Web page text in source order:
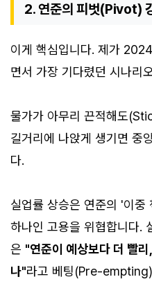
2. 연준의 피벗(Pivot)
이게 핵심입니다. 제가
면서 가장 기다렸던 시나리
물가가 아무리 끈적해도
길거리에 나앉게 생기면 중
다.
실업률 상승은 연준의 '이
하나인 고용을 위협합니다.
은 "연준이 예상보다 더 빨
나"라고 베팅(Pre-